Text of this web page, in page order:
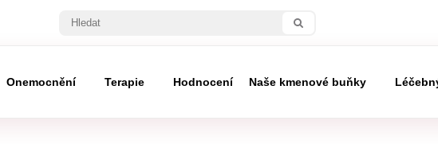
Onemocnění Terapie Hodnocení Naše kmenové buňky